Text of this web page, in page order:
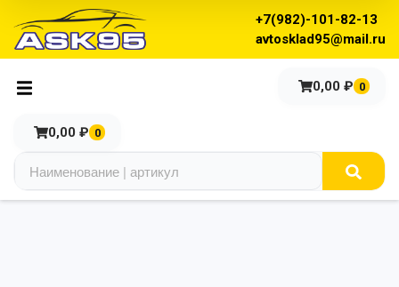
+7(982)-101-82-13
avtosklad95@mail.ru
0,00 ₽ 0
0,00 ₽ 0